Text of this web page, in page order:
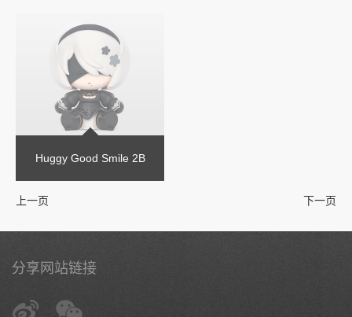
Huggy Good Smile 2B
上一页 下一页
分享网站链接